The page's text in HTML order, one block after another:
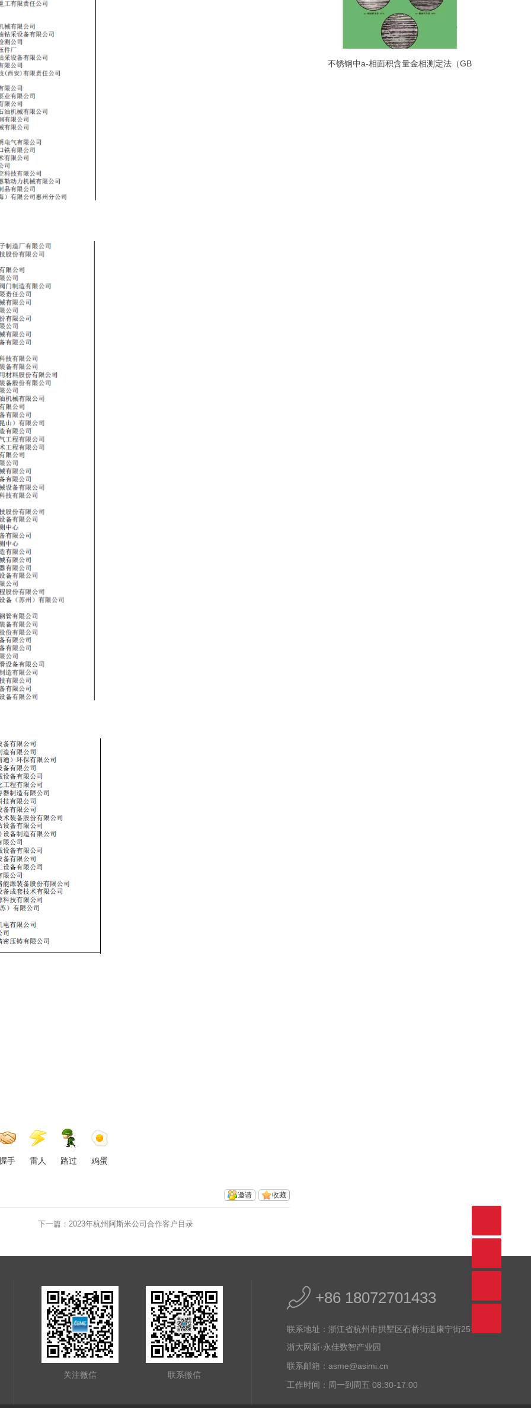
手 雷人 路过 鸡蛋
收藏
邀请
下一篇： 2023年杭州阿斯米公司合作客户目录
不锈钢中a-相面积含量金相测定法（GB
关注微信 联系微信
+86 18072701433
联系地址：浙江省杭州市拱墅区石桥街道康宁街25号，
浙大网新·永佳数智产业园
联系邮箱：asme@asimi.cn
工作时间：周一到周五 08:30-17:00